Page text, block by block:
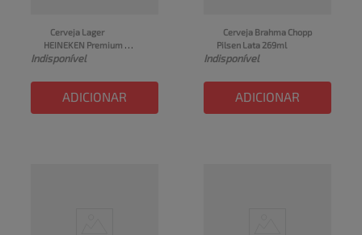
Cerveja Lager
HEINEKEN Premium
Garrafa 600ml
Indisponível
ADICIONAR
Cerveja Brahma Chopp
Pilsen Lata 269ml
Indisponível
ADICIONAR